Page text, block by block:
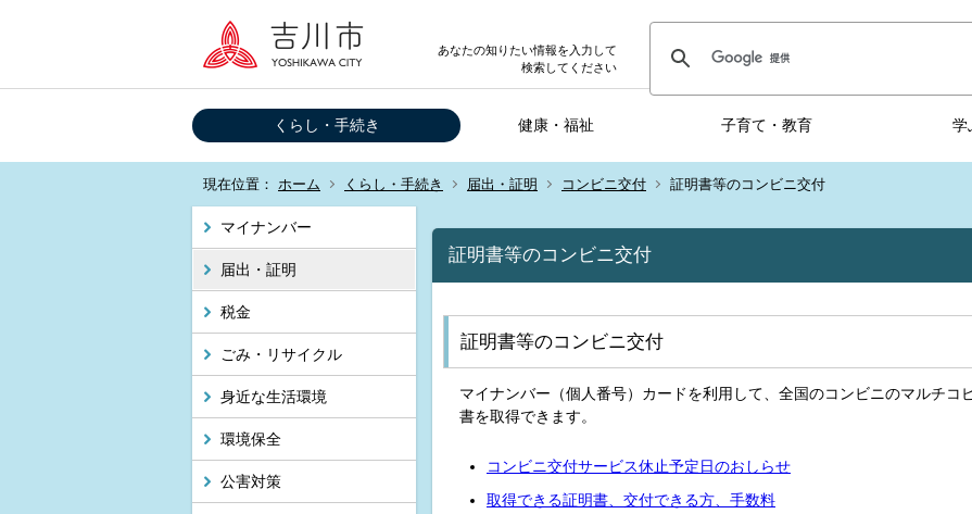
あなたの知りたい情報を入力して
検索してください
くらし・手続き 健康・福祉 子育て・教育 学
現在位置： ホーム くらし・手続き 届出・証明 コンビニ交付 証明書等のコンビニ交付
マイナンバー
届出・証明
税金
ごみ・リサイクル
身近な生活環境
環境保全
公害対策
証明書等のコンビニ交付
証明書等のコンビニ交付
マイナンバー（個人番号）カードを利用して、全国のコンビニのマルチコ
書を取得できます。
コンビニ交付サービス休止予定日のおしらせ
取得できる証明書、交付できる方、手数料